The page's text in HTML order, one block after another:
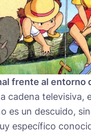
frente al entorno
cadena televisiva,
es un descuido,
específico